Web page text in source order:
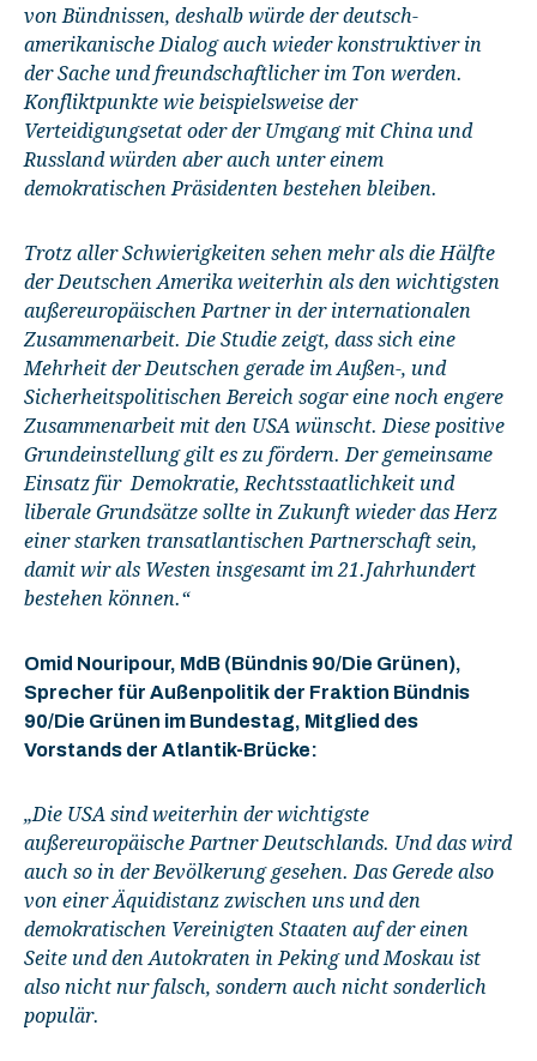
von Bündnissen, deshalb würde der deutsch-
amerikanische Dialog auch wieder konstruktiver in
der Sache und freundschaftlicher im Ton werden.
Konfliktpunkte wie beispielsweise der
Verteidigungsetat oder der Umgang mit China und
Russland würden aber auch unter einem
demokratischen Präsidenten bestehen bleiben.
Trotz aller Schwierigkeiten sehen mehr als die Hälfte
der Deutschen Amerika weiterhin als den wichtigsten
außereuropäischen Partner in der internationalen
Zusammenarbeit. Die Studie zeigt, dass sich eine
Mehrheit der Deutschen gerade im Außen-, und
Sicherheitspolitischen Bereich sogar eine noch engere
Zusammenarbeit mit den USA wünscht. Diese positive
Grundeinstellung gilt es zu fördern. Der gemeinsame
Einsatz für Demokratie, Rechtsstaatlichkeit und
liberale Grundsätze sollte in Zukunft wieder das Herz
einer starken transatlantischen Partnerschaft sein,
damit wir als Westen insgesamt im 21.Jahrhundert
bestehen können.“
Omid Nouripour, MdB (Bündnis 90/Die Grünen),
Sprecher für Außenpolitik der Fraktion Bündnis
90/Die Grünen im Bundestag, Mitglied des
Vorstands der Atlantik-Brücke:
„Die USA sind weiterhin der wichtigste
außereuropäische Partner Deutschlands. Und das wird
auch so in der Bevölkerung gesehen. Das Gerede also
von einer Äquidistanz zwischen uns und den
demokratischen Vereinigten Staaten auf der einen
Seite und den Autokraten in Peking und Moskau ist
also nicht nur falsch, sondern auch nicht sonderlich
populär.